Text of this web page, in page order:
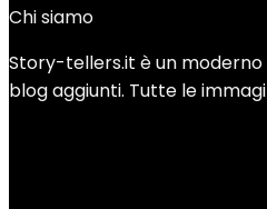
Chi siamo
Story-tellers.it è un
blog aggiunti. Tutte le